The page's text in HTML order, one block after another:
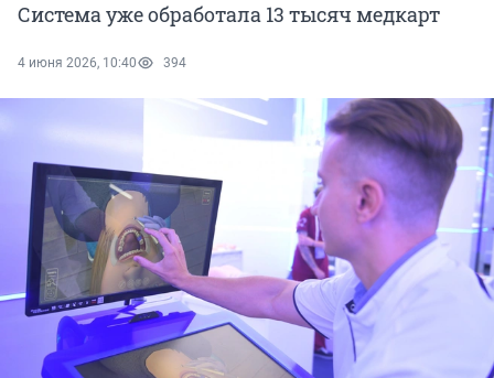
Система уже обработала 13 тысяч медкарт
4 июня 2026, 10:40 394